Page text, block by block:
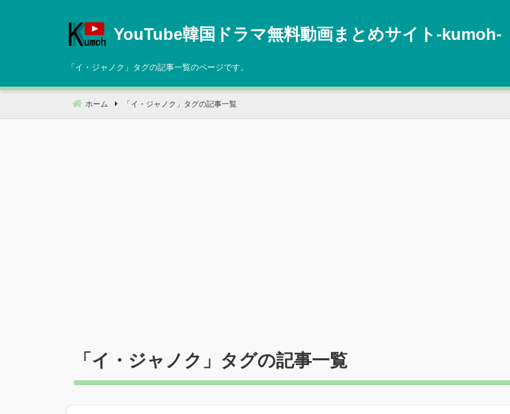
へ
動
YouTube韓国ドラマ無料動画まとめサイト‐kumoh‐
「 イ・ジャノク 」タグの記事一覧のページです。
ホーム 「 イ・ジャノク 」タグの記事一覧
「 イ・ジャノク 」タグの記事一覧